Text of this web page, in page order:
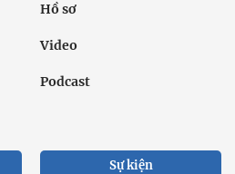
Hồ sơ
Video
Podcast
Sự kiện